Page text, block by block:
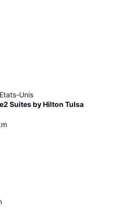
Unis
Suites by Hilton Tulsa